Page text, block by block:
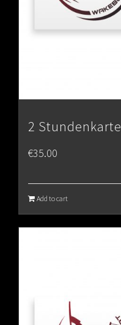
2 Stundenkarte
€35.00
Add to cart